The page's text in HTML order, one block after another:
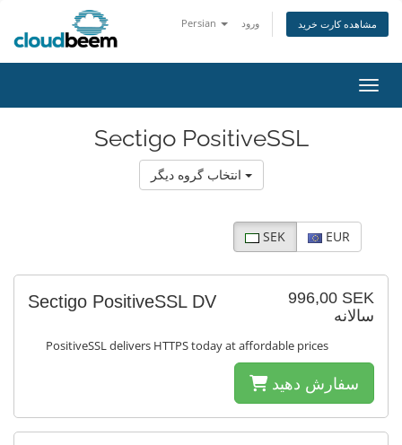
Persian ورود مشاهده کارت خرید
Sectigo PositiveSSL
SEK EUR
996,00 SEK
سالانه
Sectigo PositiveSSL DV
PositiveSSL delivers HTTPS today at affordable prices
سفارش دهید